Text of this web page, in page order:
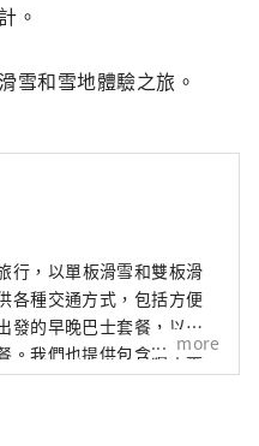
。
雪和雪地體驗之旅。
行，以單板滑雪和雙板滑
各種交通方式，包括方便
發的早晚巴士套餐，以及
。我們也提供包含纜車票
住宿套餐，讓您從初學者
more